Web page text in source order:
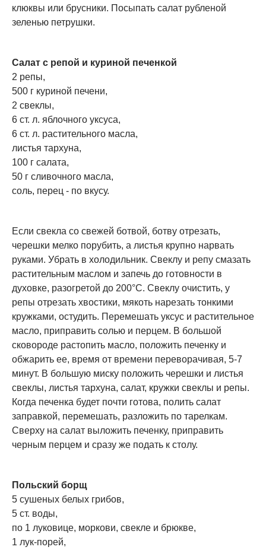
клюквы или брусники. Посыпать салат рубленой
зеленью петрушки.
Салат с репой и куриной печенкой
2 репы,
500 г куриной печени,
2 свеклы,
6 ст. л. яблочного уксуса,
6 ст. л. растительного масла,
листья тархуна,
100 г салата,
50 г сливочного масла,
соль, перец - по вкусу.
Если свекла со свежей ботвой, ботву отрезать,
черешки мелко порубить, а листья крупно нарвать
руками. Убрать в холодильник. Свеклу и репу смазать
растительным маслом и запечь до готовности в
духовке, разогретой до 200°С. Свеклу очистить, у
репы отрезать хвостики, мякоть нарезать тонкими
кружками, остудить. Перемешать уксус и растительное
масло, приправить солью и перцем. В большой
сковороде растопить масло, положить печенку и
обжарить ее, время от времени переворачивая, 5-7
минут. В большую миску положить черешки и листья
свеклы, листья тархуна, салат, кружки свеклы и репы.
Когда печенка будет почти готова, полить салат
заправкой, перемешать, разложить по тарелкам.
Сверху на салат выложить печенку, приправить
черным перцем и сразу же подать к столу.
Польский борщ
5 сушеных белых грибов,
5 ст. воды,
по 1 луковице, моркови, свекле и брюкве,
1 лук-порей,